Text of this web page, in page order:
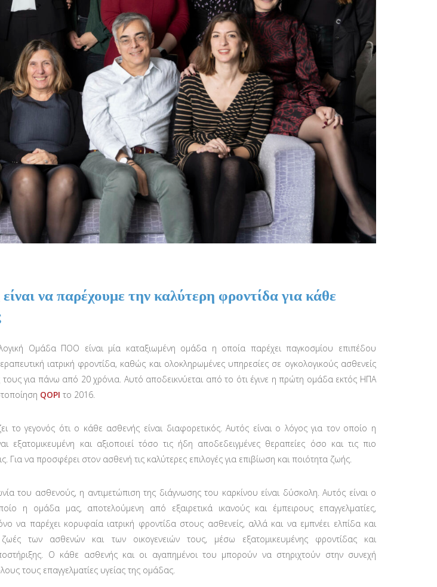
να παρέχουμε την καλύτερη φροντίδα για κάθε
Ομάδα ΠΟΟ είναι μία καταξιωμένη ομάδα η οποία παρέχει παγκοσμίου επιπέδου
ιατρική φροντίδα, καθώς και ολοκληρωμένες υπηρεσίες σε ογκολογικούς ασθενείς
τους για πάνω από 20 χρόνια. Αυτό αποδεικνύεται από το ότι έγινε η πρώτη ομάδα εκτός ΗΠΑ
QOPI το 2016.
το γεγονός ότι ο κάθε ασθενής είναι διαφορετικός. Αυτός είναι ο λόγος για τον οποίο η
εξατομικευμένη και αξιοποιεί τόσο τις ήδη αποδεδειγμένες θεραπείες όσο και τις πιο
Για να προσφέρει στον ασθενή τις καλύτερες επιλογές για επιβίωση και ποιότητα ζωής.
του ασθενούς, η αντιμετώπιση της διάγνωσης του καρκίνου είναι δύσκολη. Αυτός είναι ο
η ομάδα μας, αποτελούμενη από εξαιρετικά ικανούς και έμπειρους επαγγελματίες,
να παρέχει κορυφαία ιατρική φροντίδα στους ασθενείς, αλλά και να εμπνέει ελπίδα και
ζωές των ασθενών και των οικογενειών τους, μέσω εξατομικευμένης φροντίδας και
Ο κάθε ασθενής και οι αγαπημένοι του μπορούν να στηριχτούν στην συνεχή
τους επαγγελματίες υγείας της ομάδας.